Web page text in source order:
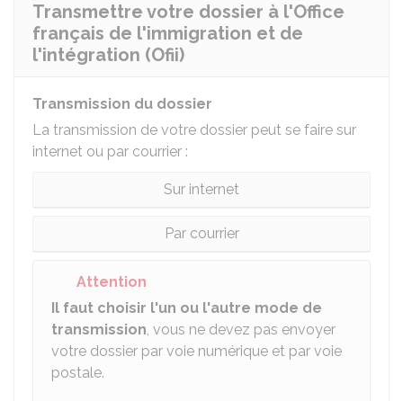
Transmettre votre dossier à l'Office
français de l'immigration et de
l'intégration (Ofii)
Transmission du dossier
La transmission de votre dossier peut se faire sur
internet ou par courrier :
Sur internet
Par courrier
Attention
Il faut choisir l'un ou l'autre mode de
transmission, vous ne devez pas envoyer
votre dossier par voie numérique et par voie
postale.